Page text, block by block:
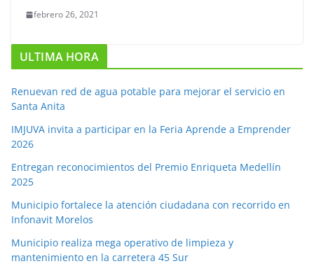
febrero 26, 2021
ULTIMA HORA
Renuevan red de agua potable para mejorar el servicio en
Santa Anita
IMJUVA invita a participar en la Feria Aprende a Emprender
2026
Entregan reconocimientos del Premio Enriqueta Medellín
2025
Municipio fortalece la atención ciudadana con recorrido en
Infonavit Morelos
Municipio realiza mega operativo de limpieza y
mantenimiento en la carretera 45 Sur